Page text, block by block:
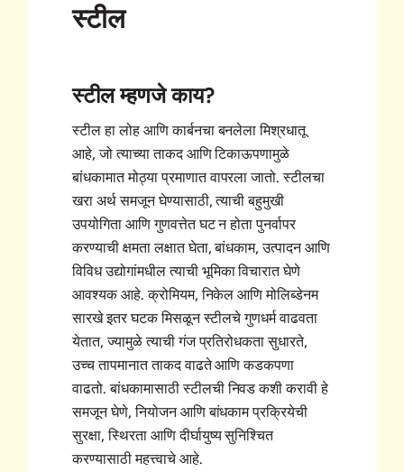
स्टील
स्टील म्हणजे काय?
स्टील हा लोह आणि कार्बनचा बनलेला मिश्रधातू
आहे, जो त्याच्या ताकद आणि टिकाऊपणामुळे
बांधकामात मोठ्या प्रमाणात वापरला जातो. स्टीलचा
खरा अर्थ समजून घेण्यासाठी, त्याची बहुमुखी
उपयोगिता आणि गुणवत्तेत घट न होता पुनर्वापर
करण्याची क्षमता लक्षात घेता, बांधकाम, उत्पादन आणि
विविध उद्योगांमधील त्याची भूमिका विचारात घेणे
आवश्यक आहे. क्रोमियम, निकेल आणि मोलिब्डेनम
सारखे इतर घटक मिसळून स्टीलचे गुणधर्म वाढवता
येतात, ज्यामुळे त्याची गंज प्रतिरोधकता सुधारते,
उच्च तापमानात ताकद वाढते आणि कडकपणा
वाढतो. बांधकामासाठी स्टीलची निवड कशी करावी हे
समजून घेणे, नियोजन आणि बांधकाम प्रक्रियेची
सुरक्षा, स्थिरता आणि दीर्घायुष्य सुनिश्चित
करण्यासाठी महत्त्वाचे आहे.